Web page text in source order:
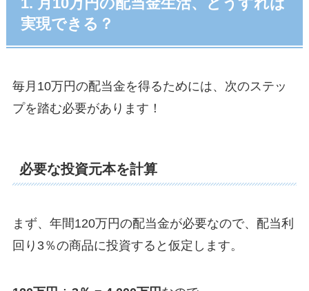
1. 月10万円の配当金生活、どうすれば
実現できる？
毎月10万円の配当金を得るためには、次のステッ
プを踏む必要があります！
必要な投資元本を計算
まず、年間120万円の配当金が必要なので、配当利
回り3％の商品に投資すると仮定します。